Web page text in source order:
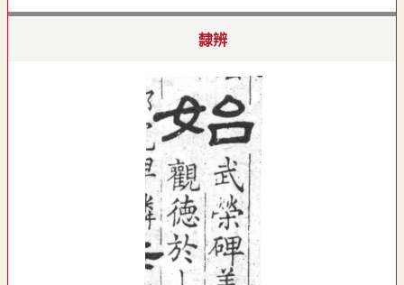
隸辨